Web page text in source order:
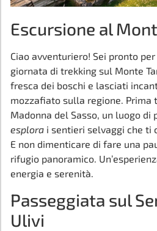
Escursione al
Ciao avventuriero! Sei pronto
giornata di trekking sul Monte
fresca dei boschi e lasciati
mozzafiato sulla regione. Prima
Madonna del Sasso, un luogo di
esplora i sentieri selvaggi che ti
E non dimenticare di fare una
rifugio panoramico.
energia e serenità.
Passeggiata sul
Ulivi